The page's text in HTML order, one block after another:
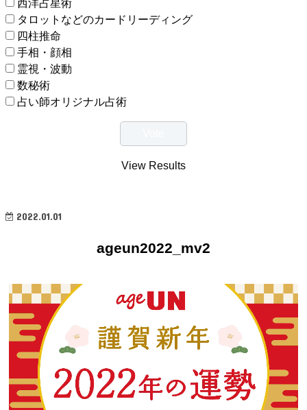
西洋占星術
タロットなどのカードリーディング
四柱推命
手相・顔相
霊視・波動
数秘術
占い師オリジナル占術
View Results
2022.01.01
ageun2022_mv2